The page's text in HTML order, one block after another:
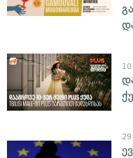
10
29